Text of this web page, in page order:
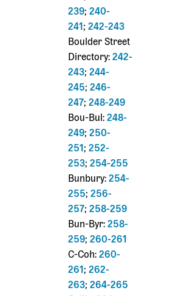
239; 240-
241 ; 242-243
Boulder Street
Directory: 242-
243; 244-
245; 246-
247; 248-249
Bou-Bul: 248-
249; 250-
251 ; 252-
253; 254-255
Bunbury: 254-
255; 256-
257; 258-259
Bun-Byr: 258-
259; 260-261
C-Coh: 260-
261 ; 262-
263; 264-265